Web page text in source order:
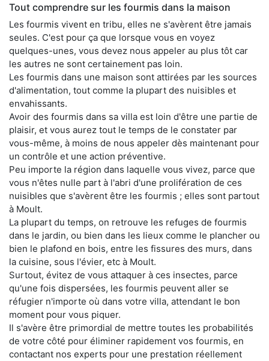
Tout comprendre sur les fourmis dans la maison
Les fourmis vivent en tribu, elles ne s'avèrent être jamais
seules. C'est pour ça que lorsque vous en voyez
quelques-unes, vous devez nous appeler au plus tôt car
les autres ne sont certainement pas loin.
Les fourmis dans une maison sont attirées par les sources
d'alimentation, tout comme la plupart des nuisibles et
envahissants.
Avoir des fourmis dans sa villa est loin d'être une partie de
plaisir, et vous aurez tout le temps de le constater par
vous-même, à moins de nous appeler dès maintenant pour
un contrôle et une action préventive.
Peu importe la région dans laquelle vous vivez, parce que
vous n'êtes nulle part à l'abri d'une prolifération de ces
nuisibles que s'avèrent être les fourmis ; elles sont partout
à Moult.
La plupart du temps, on retrouve les refuges de fourmis
dans le jardin, ou bien dans les lieux comme le plancher ou
bien le plafond en bois, entre les fissures des murs, dans
la cuisine, sous l'évier, etc à Moult.
Surtout, évitez de vous attaquer à ces insectes, parce
qu'une fois dispersées, les fourmis peuvent aller se
réfugier n'importe où dans votre villa, attendant le bon
moment pour vous piquer.
Il s'avère être primordial de mettre toutes les probabilités
de votre côté pour éliminer rapidement vos fourmis, en
contactant nos experts pour une prestation réellement